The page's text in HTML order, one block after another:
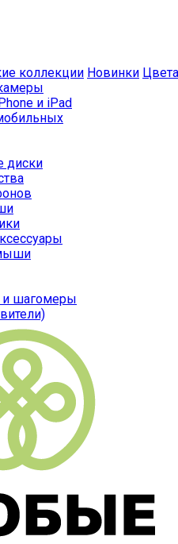
коллекции Новинки Цвета
и iPad
диски
и шагомеры